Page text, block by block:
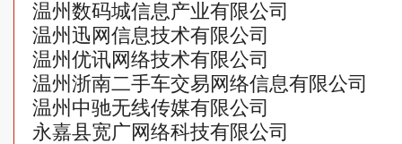
温州数码城信息产业有限公司
温州迅网信息技术有限公司
温州优讯网络技术有限公司
温州浙南二手车交易网络信息有限公司
温州中驰无线传媒有限公司
永嘉县宽广网络科技有限公司